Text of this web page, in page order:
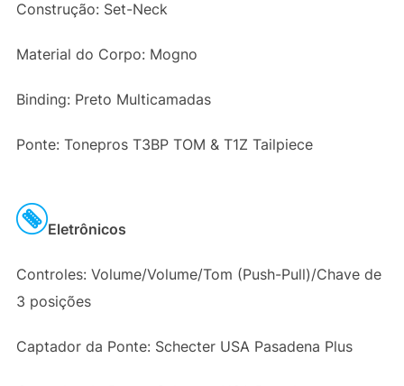
Construção: Set-Neck
Material do Corpo: Mogno
Binding: Preto Multicamadas
Ponte: Tonepros T3BP TOM & T1Z Tailpiece
Eletrônicos
Controles: Volume/Volume/Tom (Push-Pull)/Chave de
3 posições
Captador da Ponte: Schecter USA Pasadena Plus